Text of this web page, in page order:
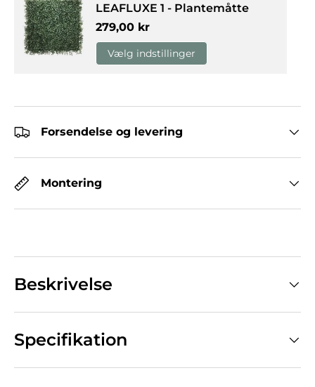
LEAFLUXE 1 - Plantemåtte
Normalpris
279,00 kr
Vælg indstillinger
Forsendelse og levering
Montering
Beskrivelse
Specifikation